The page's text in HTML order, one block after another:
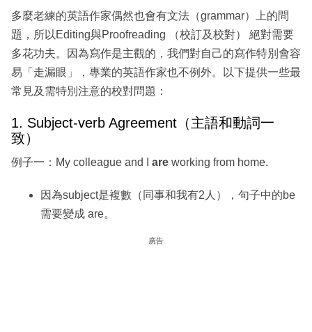
多麼老練的英語作家偶然也會有文法（grammar）上的問
題，所以Editing與Proofreading （校訂及校對） 絕對需要
多花功夫。因為寫作是主觀的，我們對自己的寫作特別會容
易「走漏眼」，專業的英語作家也不例外。以下提供一些最
常見及需特別注意的校對問題：
1. Subject-verb Agreement（主語和動詞一
致）
例子一：My colleague and I are working from home.
因為subject是複數（同事和我有2人），句子中的be
需要變成 are。
廣告